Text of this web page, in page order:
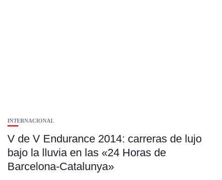
INTERNACIONAL
V de V Endurance 2014: carreras de lujo
bajo la lluvia en las «24 Horas de
Barcelona-Catalunya»